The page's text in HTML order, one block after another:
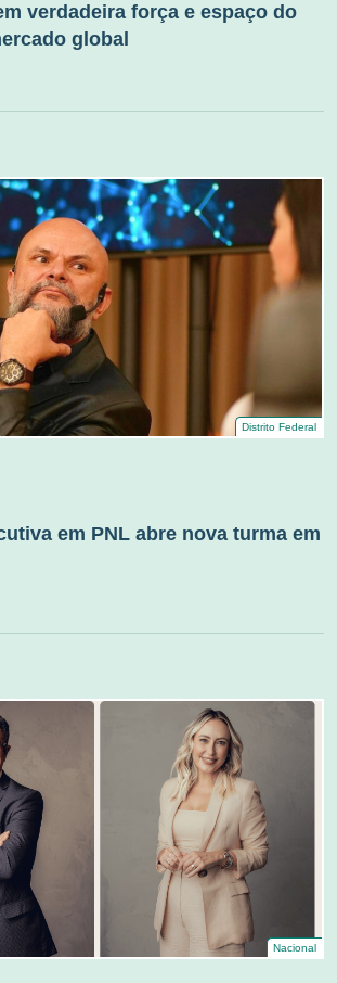
verdadeira força e espaço do
global
Distrito Federal
em PNL abre nova turma em
Nacional